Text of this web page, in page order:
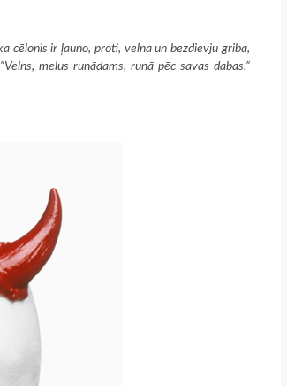
cēlonis ir ļauno, proti, velna un bezdievju griba,
Velns, melus runādams, runā pēc savas dabas.”